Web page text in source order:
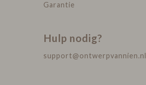
Garantie
Hulp nodig?
support@ontwerpvannien.nl